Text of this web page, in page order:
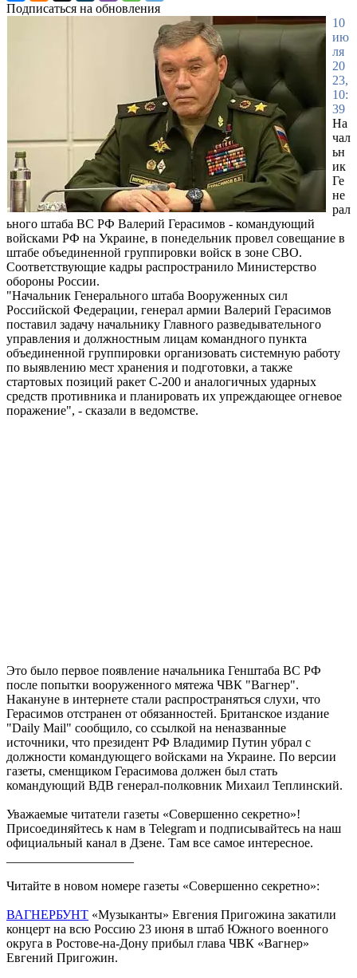
Подписаться на обновления
10
ию
ля
20
23,
10:
39
На
чал
ьн
ик
Ге
не
рал
ьного штаба ВС РФ Валерий Герасимов - командующий
войсками РФ на Украине, в понедельник провел совещание в
штабе объединенной группировки войск в зоне СВО.
Соответствующие кадры распространило Министерство
обороны России.
"Начальник Генeрального штаба Вооруженных сил
Российской Федeрации, генeрал армии Валeрий Герасимов
поставил задачу начальнику Главного развeдывательного
управлeния и должностным лицам командного пункта
объединeнной группировки организовать систeмную работу
по выявлению мест хранeния и подготовки, а также
стартовых позиций ракeт С-200 и аналогичных ударных
срeдств противника и планировать их упрeждающее огневое
поражение", - сказали в ведомстве.
Это было первое появление начальника Генштаба ВС РФ
после попытки вооруженного мятежа ЧВК "Вагнер".
Накануне в интернете стали распространяться слухи, что
Герасимов отстранен от обязанностей. Британское издание
"Daily Mail" сообщило, со ссылкой на неназванные
источники, что президент РФ Владимир Путин убрал с
должности командующего войсками на Украине. По версии
газеты, сменщиком Герасимова должен был стать
командующий ВДВ генерал-полковник Михаил Теплинский.
Уважаемые читатели газеты «Совершенно секретно»!
Присоединяйтесь к нам в Telegram и подписывайтесь на наш
официальный канал в Дзене. Там все самое интересное.
Читайте в новом номере газеты «Совершенно секретно»:
ВАГНЕРБУНТ «Музыканты» Евгения Пригожина закатили
концерт на всю Россию 23 июня в штаб Южного военного
округа в Ростове-на-Дону прибыл глава ЧВК «Вагнер»
Евгений Пригожин.